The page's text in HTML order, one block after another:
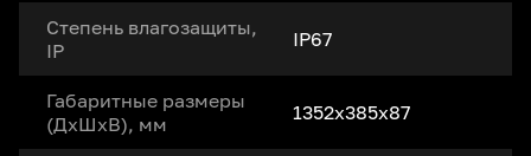
Степень влагозащиты,
IP
IP67
Габаритные размеры
(ДxШxВ), мм
1352x385x87